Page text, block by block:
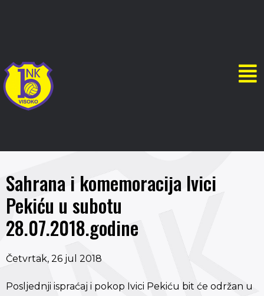
Sahrana i komemoracija Ivici
Pekiću u subotu
28.07.2018.godine
Četvrtak, 26 jul 2018
Posljednji ispraćaj i pokop Ivici Pekiću bit će održan u